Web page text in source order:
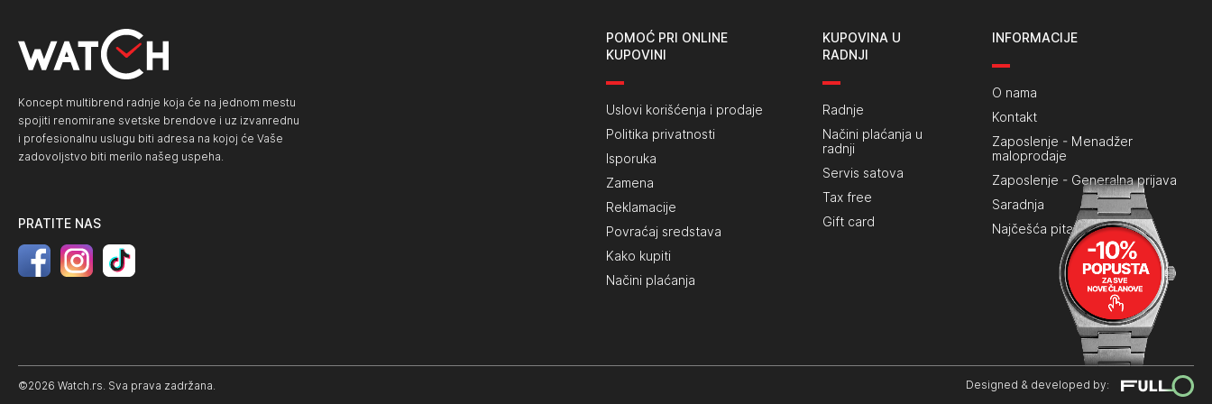
Koncept multibrend radnje koja će na jednom mestu
spojiti renomirane svetske brendove i uz izvanrednu
i profesionalnu uslugu biti adresa na kojoj će Vaše
zadovoljstvo biti merilo našeg uspeha.
PRATITE NAS
POMOĆ PRI ONLINE
KUPOVINI
Uslovi korišćenja i prodaje
Politika privatnosti
Isporuka
Zamena
Reklamacije
Povraćaj sredstava
Kako kupiti
Načini plaćanja
KUPOVINA U
RADNJI
Radnje
Načini plaćanja u
radnji
Servis satova
Tax free
Gift card
INFORMACIJE
O nama
Kontakt
Zaposlenje - Menadžer
maloprodaje
Zaposlenje - Generalna prijava
Saradnja
Najčešća pitanja
©2026 Watch.rs. Sva prava zadržana. Designed & developed by: